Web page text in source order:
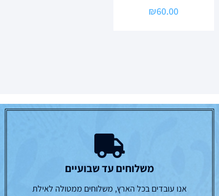
₪60.00
משלוחים עד שבועיים
אנו עובדים בכל הארץ, משלוחים ממטולה לאילת